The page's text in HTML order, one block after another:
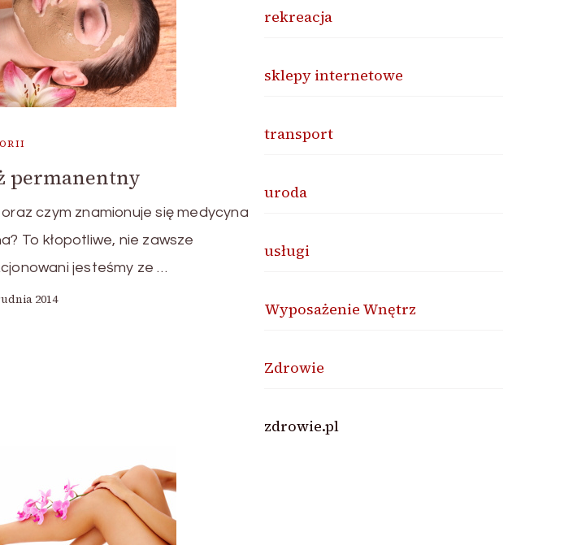
permanentny
czym znamionuje się medycyna
To kłopotliwe, nie zawsze
jesteśmy ze …
2014
rekreacja
sklepy internetowe
transport
uroda
usługi
Wyposażenie Wnętrz
Zdrowie
zdrowie.pl